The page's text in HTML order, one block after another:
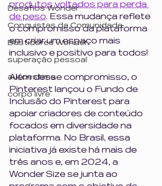
Desafios Wonder
Conquistas da Comunidade
Bastidores Wonder
superação pessoal
autoestima
corpo livre
produtos voltados para perda
de peso. Essa mudança reflete
o compromisso da plataforma
em criar um espaço mais
inclusivo e positivo para todos!
Além desse compromisso, o
Pinterest lançou o Fundo de
Inclusão do Pinterest para
apoiar criadores de conteúdo
focados em diversidade na
plataforma. No Brasil, essa
iniciativa já existe há mais de
três anos e, em 2024, a
Wonder Size se junta ao